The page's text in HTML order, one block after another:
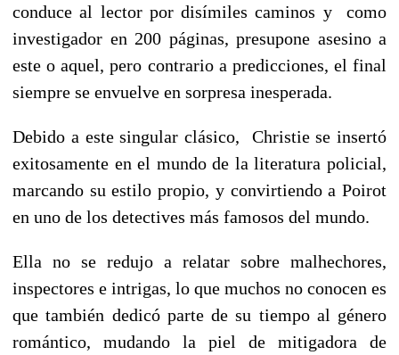
conduce al lector por disímiles caminos y como
investigador en 200 páginas, presupone asesino a
este o aquel, pero contrario a predicciones, el final
siempre se envuelve en sorpresa inesperada.
Debido a este singular clásico, Christie se insertó
exitosamente en el mundo de la literatura policial,
marcando su estilo propio, y convirtiendo a Poirot
en uno de los detectives más famosos del mundo.
Ella no se redujo a relatar sobre malhechores,
inspectores e intrigas, lo que muchos no conocen es
que también dedicó parte de su tiempo al género
romántico, mudando la piel de mitigadora de